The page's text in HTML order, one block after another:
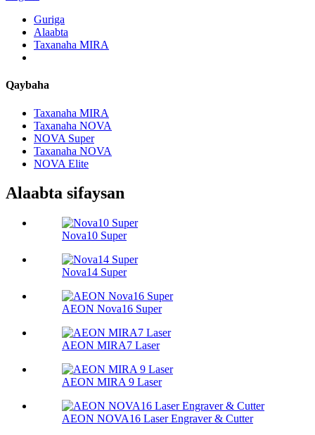
Guriga
Alaabta
Taxanaha MIRA
Qaybaha
Taxanaha MIRA
Taxanaha NOVA
NOVA Super
Taxanaha NOVA
NOVA Elite
Alaabta sifaysan
Nova10 Super
Nova14 Super
AEON Nova16 Super
AEON MIRA7 Laser
AEON MIRA 9 Laser
AEON NOVA16 Laser Engraver & Cutter